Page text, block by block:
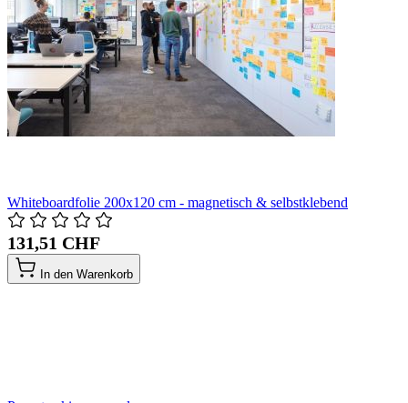
Whiteboardfolie 200x120 cm - magnetisch & selbstklebend
131,51 CHF
In den Warenkorb